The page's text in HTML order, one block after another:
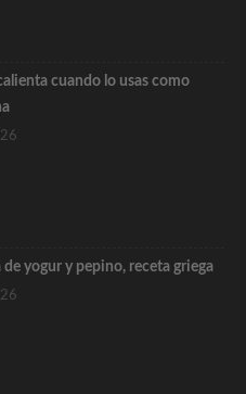
cuando lo usas como
de yogur y pepino, receta griega